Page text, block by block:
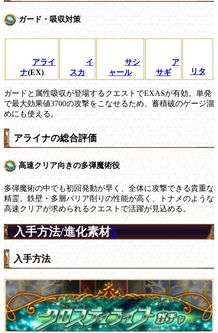
ガード・吸収対策
アライ
ナ(EX)
イ
スカ
サシ
ャール
ア
サギ
リタ
ガードと属性吸収が登場するクエストでEXASが有効。単発
で最大効果値3700の攻撃をこなせるため、蓄積破のゲージ溜
めにも使える。
アライナの総合評価
高速クリア向きの多弾魔術役
多弾魔術の中でも初回発動が早く、全体に攻撃できる貴重な
精霊。鉄壁・多層バリア削りの性能が高く、トナメのような
高速クリアが求められるクエストで活躍が見込める。
入手方法/進化素材5
入手方法